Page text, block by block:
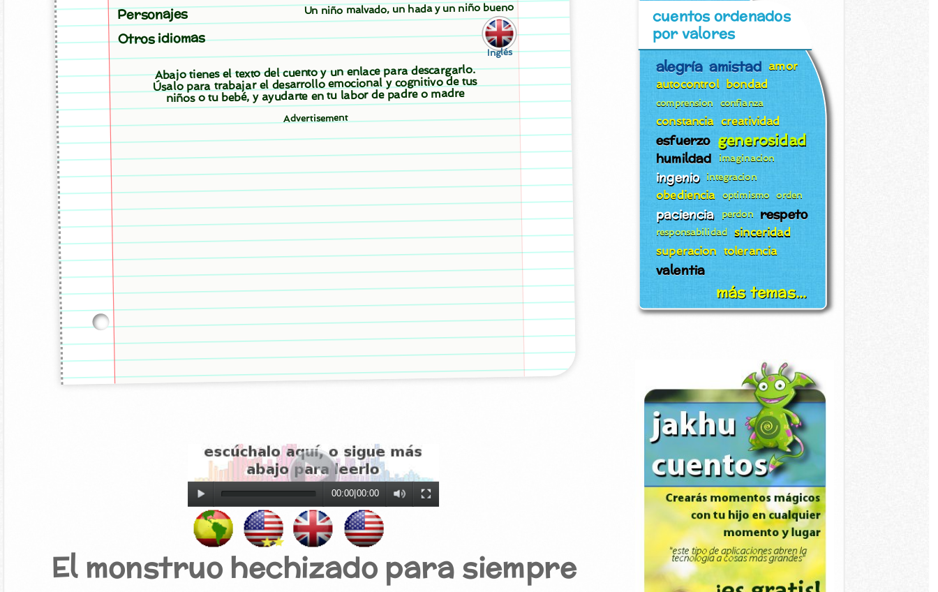
Personajes Un niño malvado, un hada y un niño bueno
Otros idiomas
Inglés
Abajo tienes el texto del cuento y un enlace para descargarlo.
Úsalo para trabajar el desarrollo emocional y cognitivo de tus
niños o tu bebé, y ayudarte en tu labor de padre o madre
Advertisement
00:00| 00:00
El monstruo hechizado para siempre
cuentos ordenados
por valores
alegría amistad amor
autocontrol bondad
comprension confianza
constancia creatividad
esfuerzo generosidad
humildad imaginacion
ingenio integracion
obediencia optimismo orden
paciencia perdon respeto
responsabilidad
sinceridad
superacion tolerancia
valentia
más temas...